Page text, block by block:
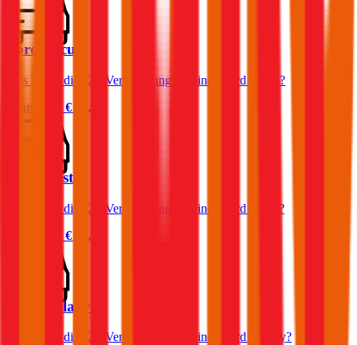
Ford Focus
Was kostet die Kfz-Versicherung für einen Ford Focus?
Prämie ab € 32,32
Ford Fiesta
Was kostet die Kfz-Versicherung für einen Ford Fiesta?
€ 36,11
Ford Galaxy
Was kostet die Kfz-Versicherung für einen Ford Galaxy?